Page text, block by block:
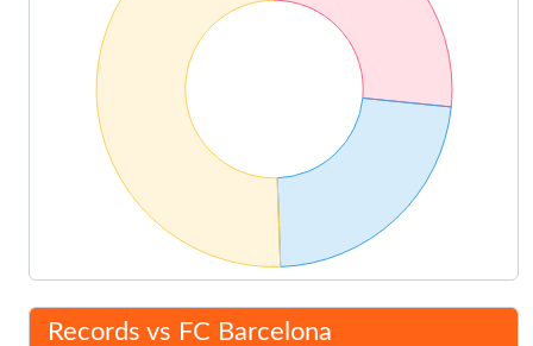
Records vs FC Barcelona